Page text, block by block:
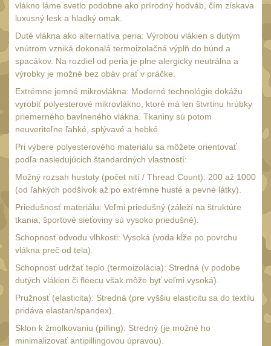
Nepromokavý potahy a
vaky
Adaptéry33
Taktická pera 5
Láhve 16
Lékárničky17
Na přežití
Darčekové poukazy22
Ostatní43
NOŽE A MULTITOOLY (165)
s čepeľou do 7 cm
s čepeľou 8-9 cm
s čepeľou 10-11 cm
s čepeľou 12-14 cm 16
s čepeľou 15-16 cm
s čepeľou od 17 cm 12
vlákno láme svetlo podobne ako prírodný hodváb, čím získava
luxusný lesk a hladký omak.
Duté vlákna ako alternatíva peria: Výrobou vlákien s dutým
vnútrom vzniká dokonalá termoizolačná výplň do búnd a
spacákov. Na rozdiel od peria je plne alergicky neutrálna a
výrobky je možné bez obáv prať v práčke.
Extrémne jemné mikrovlákna: Moderné technológie dokážu
vyrobiť polyesterové mikrovlákno, ktoré má len štvrtinu hrúbky
priemerného bavlneného vlákna. Tkaniny sú potom
neuveriteľne ľahké, splývavé a hebké.
Pri výbere polyesterového materiálu sa môžete orientovať
podľa nasledujúcich štandardných vlastností:
Možný rozsah hustoty (počet nití / Thread Count): 200 až 1000
(od ľahkých podšívok až po extrémne husté a pevné látky).
Priedušnosť materiálu: Veľmi priedušný (záleží na štruktúre
tkania; športové sieťoviny sú vysoko priedušné).
Schopnosť odvodu vlhkosti: Vysoká (voda kĺže po povrchu
vlákna preč od tela).
Schopnosť udržať teplo (termoizolácia): Stredná (v podobe
dutých vlákien či fleecu však môže byť veľmi vysoká).
Pružnosť (elasticita): Stredná (pre vyššiu elasticitu sa do textilu
pridáva elastan/spandex).
Sklon k žmolkovaniu (pilling): Stredný (je možné ho
minimalizovať antipillingovou úpravou).